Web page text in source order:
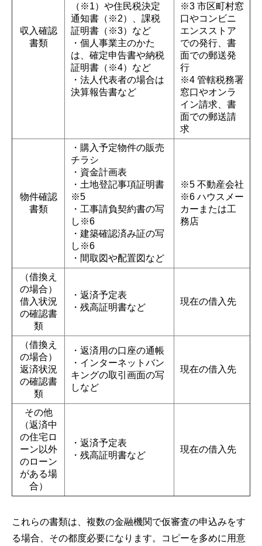
収入確認
書類
（※1）や住民税決定
通知書（※2）、課税
証明書（※3）など
・個人事業主のかた
は、確定申告書や納税
証明書（※4）など
・法人代表者の場合は
決算報告書など
※3 市区町村窓
口やコンビニ
エンスストア
での発行、書
面での郵送発
行
※4 管轄税務署
窓口やオンラ
イン請求、書
面での郵送請
求
物件確認
書類
・購入予定物件の販売
チラシ
・資金計画表
・土地登記事項証明書
※5
・工事請負契約書の写
し※6
・建築確認済み証の写
し※6
・間取図や配置図など
※5 不動産会社
※6 ハウスメー
カーまたは工
務店
（借換え
の場合）
借入状況
の確認書
類
・返済予定表
・残高証明書など
現在の借入先
（借換え
の場合）
返済状況
の確認書
類
・返済用の口座の通帳
・インターネットバン
キングの取引画面の写
しなど
現在の借入先
その他
（返済中
の住宅ロ
ーン以外
のローン
がある場
合）
・返済予定表
・残高証明書など
現在の借入先
これらの書類は、複数の金融機関で仮審査の申込みをす
る場合、その都度必要になります。コピーを多めに用意